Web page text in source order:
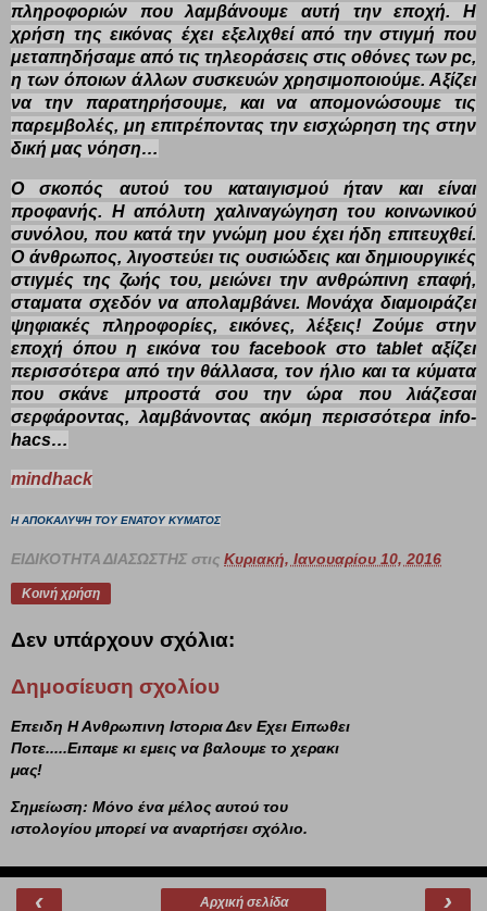
πληροφοριών που λαμβάνουμε αυτή την εποχή. Η
χρήση της εικόνας έχει εξελιχθεί από την στιγμή που
μεταπηδήσαμε από τις τηλεοράσεις στις οθόνες των pc,
η των όποιων άλλων συσκευών χρησιμοποιούμε. Αξίζει
να την παρατηρήσουμε, και να απομονώσουμε τις
παρεμβολές, μη επιτρέποντας την εισχώρηση της στην
δική μας νόηση…
Ο σκοπός αυτού του καταιγισμού ήταν και είναι
προφανής. Η απόλυτη χαλιναγώγηση του κοινωνικού
συνόλου, που κατά την γνώμη μου έχει ήδη επιτευχθεί.
Ο άνθρωπος, λιγοστεύει τις ουσιώδεις και δημιουργικές
στιγμές της ζωής του, μειώνει την ανθρώπινη επαφή,
σταματα σχεδόν να απολαμβάνει. Μονάχα διαμοιράζει
ψηφιακές πληροφορίες, εικόνες, λέξεις! Ζούμε στην
εποχή όπου η εικόνα του facebook στο tablet αξίζει
περισσότερα από την θάλλασα, τον ήλιο και τα κύματα
που σκάνε μπροστά σου την ώρα που λιάζεσαι
σερφάροντας, λαμβάνοντας ακόμη περισσότερα info-
hacs…
mindhack
Η ΑΠΟΚΑΛΥΨΗ ΤΟΥ ΕΝΑΤΟΥ ΚΥΜΑΤΟΣ
ΕΙΔΙΚΟΤΗΤΑ ΔΙΑΣΩΣΤΗΣ στις Κυριακή, Ιανουαρίου 10, 2016
Κοινή χρήση
Δεν υπάρχουν σχόλια:
Δημοσίευση σχολίου
Επειδη Η Ανθρωπινη Ιστορια Δεν Εχει Ειπωθει
Ποτε.....Ειπαμε κι εμεις να βαλουμε το χερακι
μας!
Σημείωση: Μόνο ένα μέλος αυτού του
ιστολογίου μπορεί να αναρτήσει σχόλιο.
‹ ›
Αρχική σελίδα